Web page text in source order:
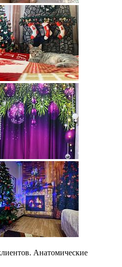
Анатомические